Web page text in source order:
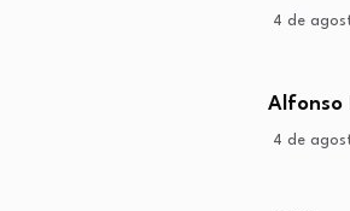
4 de
Alfonso
4 de